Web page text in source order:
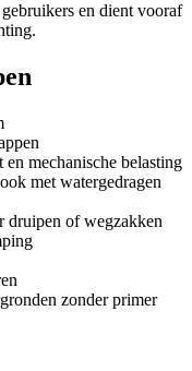
en dient vooraf
en mechanische belasting
met watergedragen
druipen of wegzakken
zonder primer